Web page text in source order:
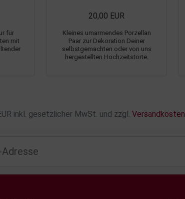
für
mit
20,00 EUR
Kleines umarmendes Porzellan
Paar zur Dekoration Deiner
selbstgemachten oder von uns
hergestellten Hochzeitstorte.
inkl. gesetzlicher MwSt. und zzgl. Versandkosten